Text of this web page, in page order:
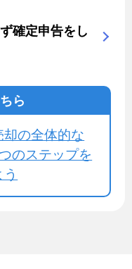
確定申告をし
ら
却の全体的な
のステップを